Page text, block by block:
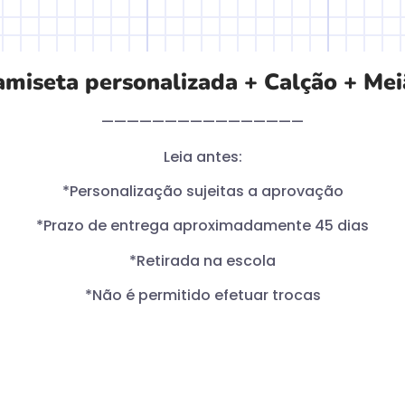
personalizada + Calção +
————————————————
Leia antes:
*Personalização sujeitas a aprovação
*Prazo de entrega aproximadamente 45 dias
*Retirada na escola
*Não é permitido efetuar trocas